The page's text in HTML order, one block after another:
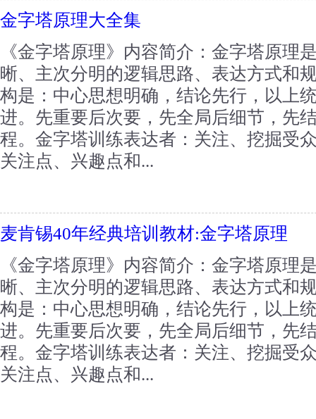
金字塔原理大全集
《金字塔原理》内容简介：金字塔原理
晰、主次分明的逻辑思路、表达方式和
构是：中心思想明确，结论先行，以上
进。先重要后次要，先全局后细节，先
程。金字塔训练表达者：关注、挖掘受
关注点、兴趣点和...
麦肯锡40年经典培训教材:金字塔原理
《金字塔原理》内容简介：金字塔原理
晰、主次分明的逻辑思路、表达方式和
构是：中心思想明确，结论先行，以上
进。先重要后次要，先全局后细节，先
程。金字塔训练表达者：关注、挖掘受
关注点、兴趣点和...